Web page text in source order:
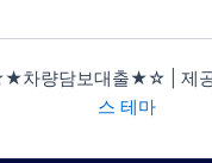
차량담보대출★☆ | 제
스 테마